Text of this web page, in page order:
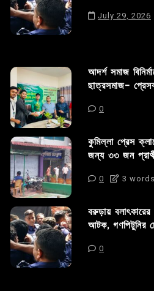
July 29, 2026
আদর্শ সমাজ
ছাত্রসমাজ-
0
কুমিল্লা প্রেস
জন্য ৩৩ জন
0 3 words
বরুড়ায়
আটক, গণপিটুনির
0